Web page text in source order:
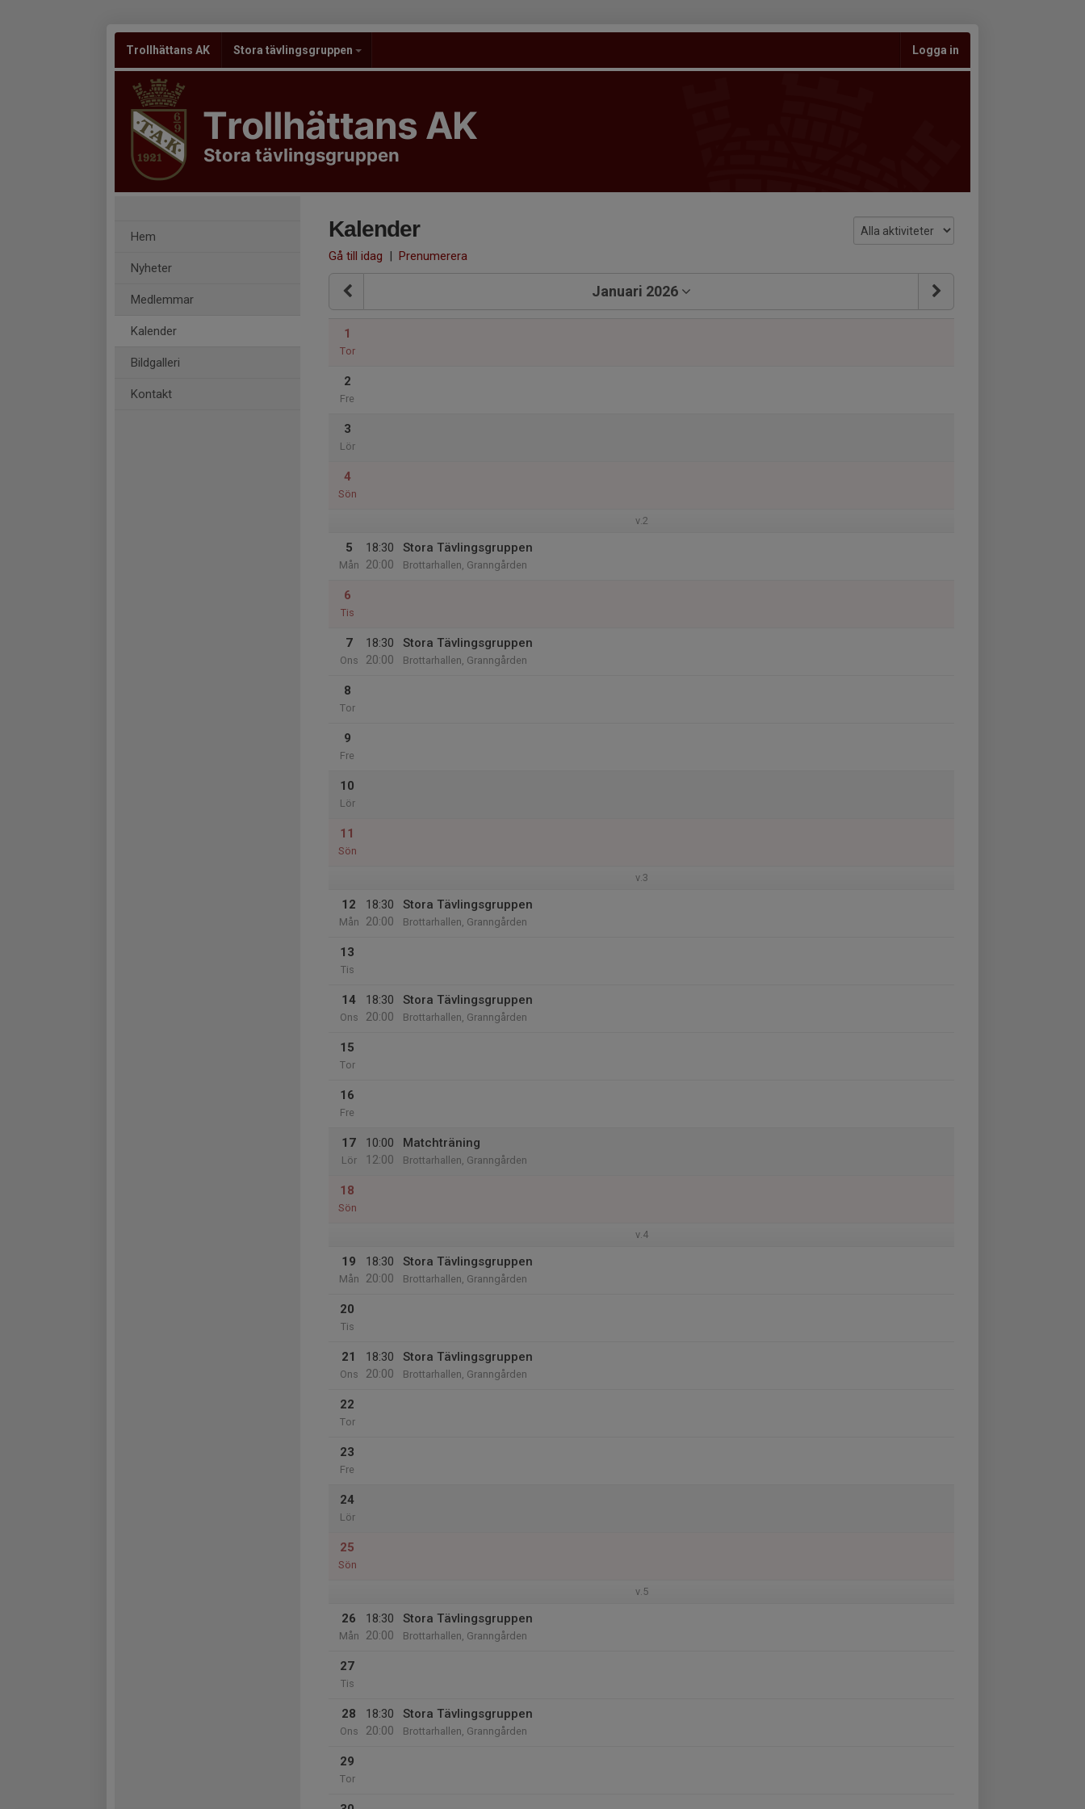
Trollhättans AK Stora tävlingsgruppen Logga in
Trollhättans AK
Stora tävlingsgruppen
Hem
Nyheter
Medlemmar
Kalender
Bildgalleri
Kontakt
Kalender
Gå till idag | Prenumerera
Januari 2026
1
Tor
2
Fre
3
Lör
4
Sön
v.2
5
Mån
18:30
20:00
Stora Tävlingsgruppen
Brottarhallen, Granngården
6
Tis
7
Ons
18:30
20:00
Stora Tävlingsgruppen
Brottarhallen, Granngården
8
Tor
9
Fre
10
Lör
11
Sön
v.3
12
Mån
18:30
20:00
Stora Tävlingsgruppen
Brottarhallen, Granngården
13
Tis
14
Ons
18:30
20:00
Stora Tävlingsgruppen
Brottarhallen, Granngården
15
Tor
16
Fre
17
Lör
10:00
12:00
Matchträning
Brottarhallen, Granngården
18
Sön
v.4
19
Mån
18:30
20:00
Stora Tävlingsgruppen
Brottarhallen, Granngården
20
Tis
21
Ons
18:30
20:00
Stora Tävlingsgruppen
Brottarhallen, Granngården
22
Tor
23
Fre
24
Lör
25
Sön
v.5
26
Mån
18:30
20:00
Stora Tävlingsgruppen
Brottarhallen, Granngården
27
Tis
28
Ons
18:30
20:00
Stora Tävlingsgruppen
Brottarhallen, Granngården
29
Tor